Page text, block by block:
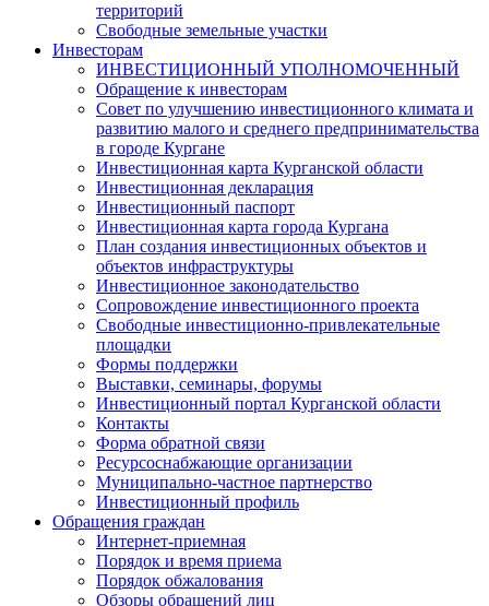
территорий
Свободные земельные участки
Инвесторам
ИНВЕСТИЦИОННЫЙ УПОЛНОМОЧЕННЫЙ
Обращение к инвесторам
Совет по улучшению инвестиционного климата и
развитию малого и среднего предпринимательства
в городе Кургане
Инвестиционная карта Курганской области
Инвестиционная декларация
Инвестиционный паспорт
Инвестиционная карта города Кургана
План создания инвестиционных объектов и
объектов инфраструктуры
Инвестиционное законодательство
Сопровождение инвестиционного проекта
Свободные инвестиционно-привлекательные
площадки
Формы поддержки
Выставки, семинары, форумы
Инвестиционный портал Курганской области
Контакты
Форма обратной связи
Ресурсоснабжающие организации
Муниципально-частное партнерство
Инвестиционный профиль
Обращения граждан
Интернет-приемная
Порядок и время приема
Порядок обжалования
Обзоры обращений лиц